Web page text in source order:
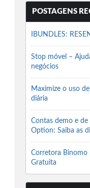
POSTAGENS
IBUNDLES:
Stop móvel –
negócios
Maximize o uso
diária
Contas demo e
Option: Saiba as
Corretora Binomo
Gratuita